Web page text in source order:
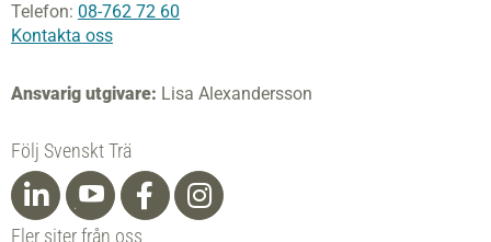
Telefon: 08-762 72 60
Kontakta oss
Ansvarig utgivare: Lisa Alexandersson
Följ Svenskt Trä
Fler siter från oss